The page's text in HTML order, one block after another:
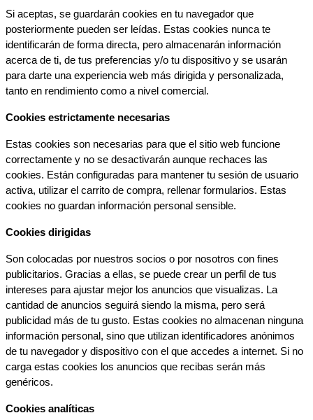
Si aceptas, se guardarán cookies en tu navegador que
posteriormente pueden ser leídas. Estas cookies nunca te
identificarán de forma directa, pero almacenarán información
acerca de ti, de tus preferencias y/o tu dispositivo y se usarán
para darte una experiencia web más dirigida y personalizada,
tanto en rendimiento como a nivel comercial.
Cookies estrictamente necesarias
Estas cookies son necesarias para que el sitio web funcione
correctamente y no se desactivarán aunque rechaces las
cookies. Están configuradas para mantener tu sesión de usuario
activa, utilizar el carrito de compra, rellenar formularios. Estas
cookies no guardan información personal sensible.
Cookies dirigidas
Son colocadas por nuestros socios o por nosotros con fines
publicitarios. Gracias a ellas, se puede crear un perfil de tus
intereses para ajustar mejor los anuncios que visualizas. La
cantidad de anuncios seguirá siendo la misma, pero será
publicidad más de tu gusto. Estas cookies no almacenan ninguna
información personal, sino que utilizan identificadores anónimos
de tu navegador y dispositivo con el que accedes a internet. Si no
carga estas cookies los anuncios que recibas serán más
genéricos.
Cookies analíticas